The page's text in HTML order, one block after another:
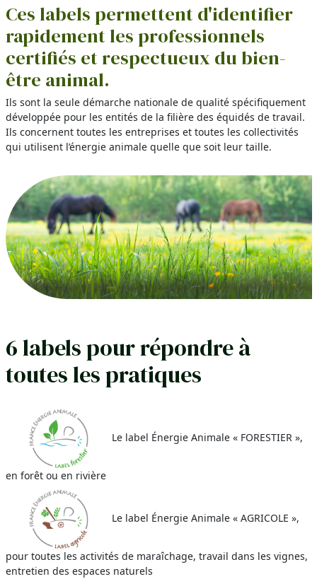
Ces labels permettent d'identifier
rapidement les professionnels
certifiés et respectueux du bien-
être animal.
Ils sont la seule démarche nationale de qualité spécifiquement
développée pour les entités de la filière des équidés de travail.
Ils concernent toutes les entreprises et toutes les collectivités
qui utilisent l’énergie animale quelle que soit leur taille.
6 labels pour répondre à
toutes les pratiques
Le label Énergie Animale « FORESTIER »,
en forêt ou en rivière
Le label Énergie Animale « AGRICOLE »,
pour toutes les activités de maraîchage, travail dans les vignes,
entretien des espaces naturels